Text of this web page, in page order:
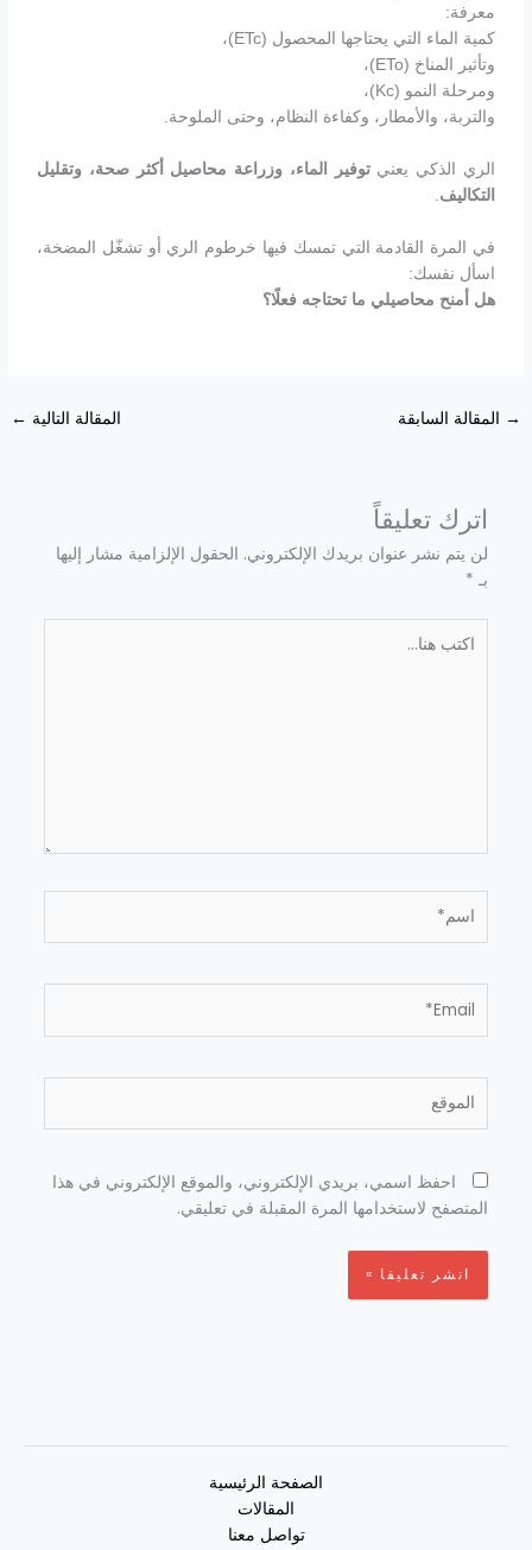
معرفة:
كمية الماء التي يحتاجها المحصول (ETc)،
وتأثير المناخ (ETo)،
ومرحلة النمو (Kc)،
والتربة، والأمطار، وكفاءة النظام، وحتى الملوحة.
الري الذكي يعنيتوفير الماء، وزراعة محاصيل أكثر صحة، وتقليل
التكاليف
في المرة القادمة التي تمسك فيها خرطوم الري أو تشغّل المضخة،
اسأل نفسك:
هل أمنح محاصيلي ما تحتاجه فعلًا؟
→ المقالة السابقة المقالة التالية ←
اترك تعليقاً
لن يتم نشر عنوان بريدك الإلكتروني. الحقول الإلزامية مشار إليها
بـ *
هنا...
احفظ اسمي، بريدي الإلكتروني، والموقع الإلكتروني في هذا
المتصفح لاستخدامها المرة المقبلة في تعليقي.
الصفحة الرئيسية
المقالات
تواصل معنا